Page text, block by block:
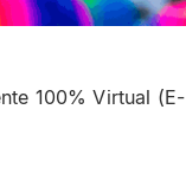
100% Virtual (E-